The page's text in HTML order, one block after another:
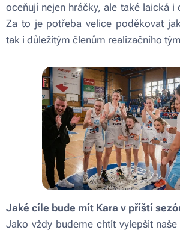
oceňují nejen hráčky, ale také laická i
Za to je potřeba velice poděkovat
tak i důležitým členům realizačního
Jaké cíle bude mít Kara v příští
Jako vždy budeme chtít vylepšit